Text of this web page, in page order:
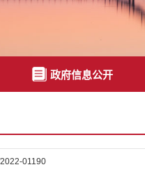
政府信息公开
01190